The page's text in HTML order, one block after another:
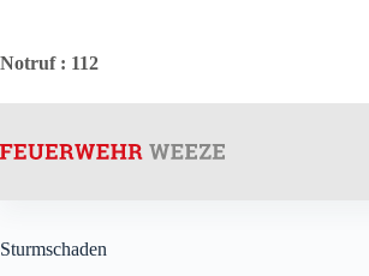
springen
Notruf: 112
Sturmschaden